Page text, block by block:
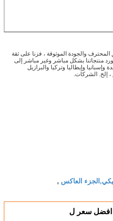
المحترف والجودة الموثوقة ، فزنا على ثقة
منتجاتنا بشكل مباشر وغير مباشر إلى
وإسبانيا وإيطاليا وتركيا والبرازيل
، إلخ. الشركات.
العاكس ,
افضل سعر ل